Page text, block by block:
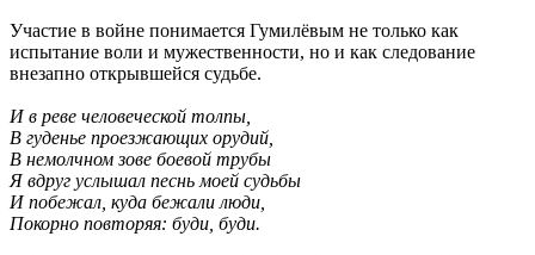
Участие в войне понимается Гумилёвым не только как
испытание воли и мужественности, но и как следование
внезапно открывшейся судьбе.
И в реве человеческой толпы,
В гуденье проезжающих орудий,
В немолчном зове боевой трубы
Я вдруг услышал песнь моей судьбы
И побежал, куда бежали люди,
Покорно повторяя: буди, буди.